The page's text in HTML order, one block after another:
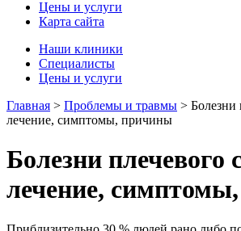
Цены и услуги
Карта сайта
Наши клиники
Специалисты
Цены и услуги
Главная > Проблемы и травмы > Болезни
лечение, симптомы, причины
Болезни плечевого
лечение,